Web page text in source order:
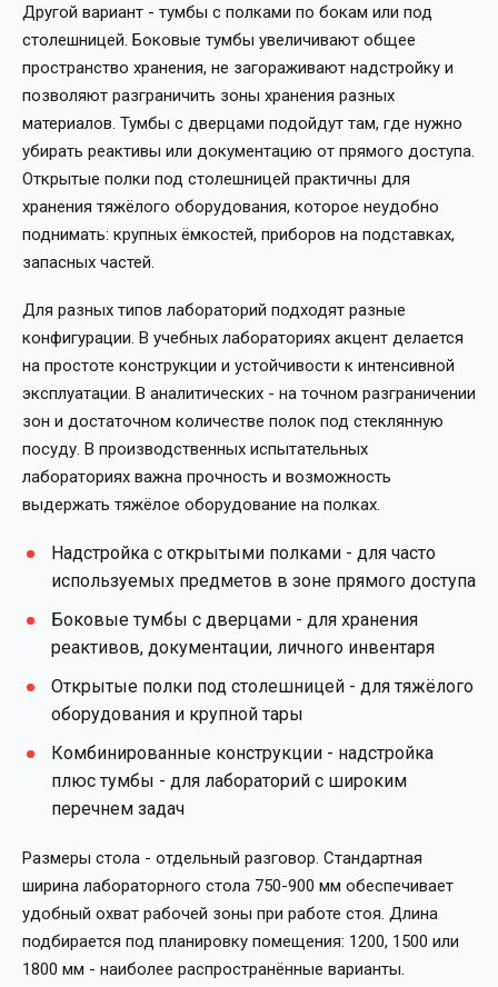
Другой вариант - тумбы с полками по бокам или под
столешницей. Боковые тумбы увеличивают общее
пространство хранения, не загораживают надстройку и
позволяют разграничить зоны хранения разных
материалов. Тумбы с дверцами подойдут там, где нужно
убирать реактивы или документацию от прямого доступа.
Открытые полки под столешницей практичны для
хранения тяжёлого оборудования, которое неудобно
поднимать: крупных ёмкостей, приборов на подставках,
запасных частей.
Для разных типов лабораторий подходят разные
конфигурации. В учебных лабораториях акцент делается
на простоте конструкции и устойчивости к интенсивной
эксплуатации. В аналитических - на точном разграничении
зон и достаточном количестве полок под стеклянную
посуду. В производственных испытательных
лабораториях важна прочность и возможность
выдержать тяжёлое оборудование на полках.
Надстройка с открытыми полками - для часто
используемых предметов в зоне прямого доступа
Боковые тумбы с дверцами - для хранения
реактивов, документации, личного инвентаря
Открытые полки под столешницей - для тяжёлого
оборудования и крупной тары
Комбинированные конструкции - надстройка
плюс тумбы - для лабораторий с широким
перечнем задач
Размеры стола - отдельный разговор. Стандартная
ширина лабораторного стола 750-900 мм обеспечивает
удобный охват рабочей зоны при работе стоя. Длина
подбирается под планировку помещения: 1200, 1500 или
1800 мм - наиболее распространённые варианты.